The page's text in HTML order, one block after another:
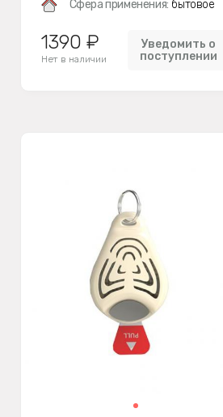
Сфера применения: бытовое
1390 ₽
Нет в наличии
Уведомить о
поступлении